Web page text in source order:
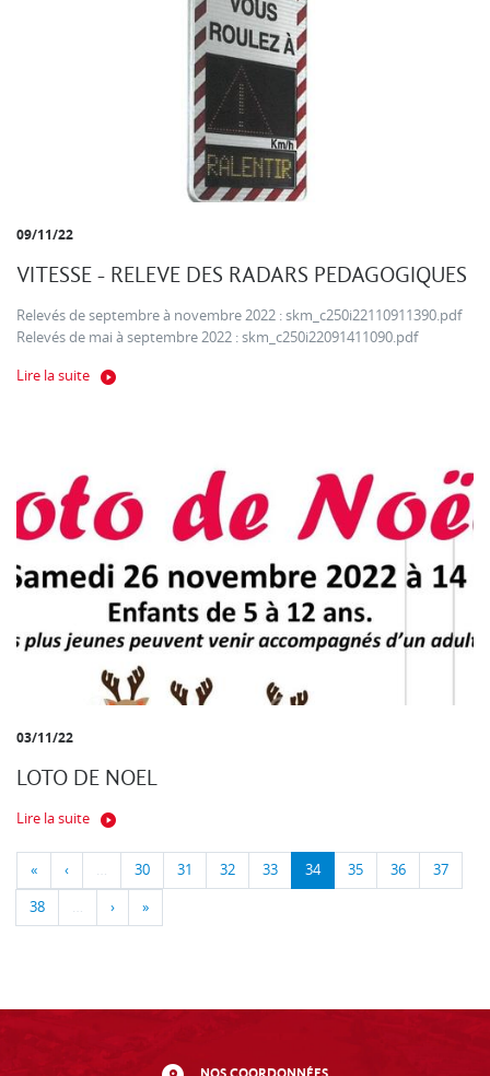
09/11/22
VITESSE - RELEVE DES RADARS PEDAGOGIQUES
Relevés de septembre à novembre 2022 : skm_c250i22110911390.pdf
Relevés de mai à septembre 2022 : skm_c250i22091411090.pdf
Lire la suite
03/11/22
LOTO DE NOEL
Lire la suite
« ‹ … 30 31 32 33 34 35 36 37
38 … › »